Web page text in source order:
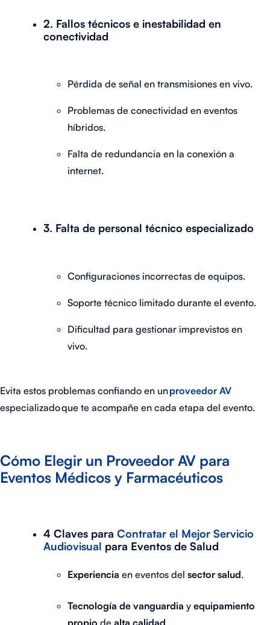
2. Fallos técnicos e inestabilidad en
conectividad
Pérdida de señal en transmisiones en vivo.
Problemas de conectividad en eventos
híbridos.
Falta de redundancia en la conexión a
internet.
3. Falta de personal técnico especializado
Configuraciones incorrectas de equipos.
Soporte técnico limitado durante el evento.
Dificultad para gestionar imprevistos en
vivo.
Evita estos problemas confiando en unproveedor AV
especializadoque te acompañe en cada etapa del evento.
Cómo Elegir un Proveedor AV para
Eventos Médicos y Farmacéuticos
4 Claves para Contratar el Mejor Servicio
Audiovisual para Eventos de Salud
Experiencia en eventos del sector salud.
Tecnología de vanguardia y equipamiento